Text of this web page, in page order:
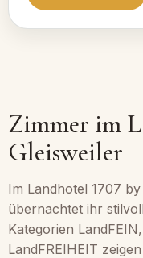
Zimmer im
Gleisweiler
Im Landhotel 1707
übernachtet ihr
Kategorien
LandFREIHEIT